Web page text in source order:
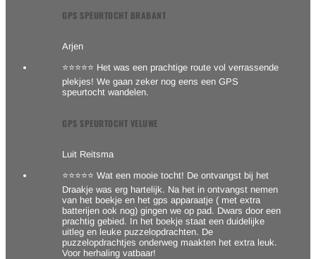
GPS SPEURTOCHT BRABANT
Arjen
⭐⭐⭐⭐⭐ Het was een prachtige route vol verrassende
plekjes! We gaan zeker nog eens een GPS
speurtocht wandelen.
GPS SPEURTOCHT VELUWE
Luit Reitsma
⭐⭐⭐⭐⭐ Wat een mooie tocht! De ontvangst bij het
Draakje was erg hartelijk. Na het in ontvangst nemen
van het boekje en het gps apparaatje ( met extra
batterijen ook nog) gingen we op pad. Dwars door een
prachtig gebied. In het boekje staat een duidelijke
uitleg en leuke puzzelopdrachten. De
puzzelopdrachtjes onderweg maakten het extra leuk.
Voor herhaling vatbaar!